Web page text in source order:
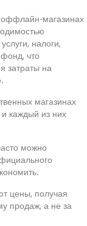
магазинах
налоги,
что
затраты на
магазинах
и каждый из них
можно
цены, получая
продаж, а не за